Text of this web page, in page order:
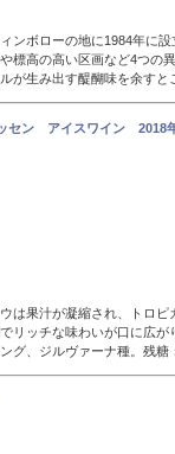
ンボローの地に1984年に
標高の高い区画など4つの
が生み出す醍醐味を余すと
セン アイスワイン
は果汁が凝縮され、トロピ
リッチな味わいが口に広が
グ、ジルヴァーナ種。残糖